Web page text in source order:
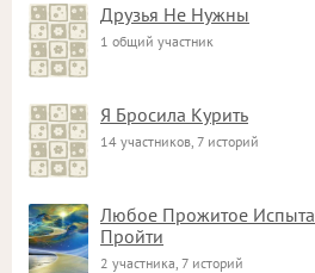
Друзья Не Нужны
1 общий участник
Я Бросила Курить
14 участников, 7 историй
Любое Прожитое
Пройти
2 участника, 7 историй